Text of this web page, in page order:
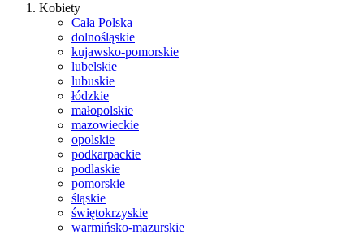
Kobiety
Cała Polska
dolnośląskie
kujawsko-pomorskie
lubelskie
lubuskie
łódzkie
małopolskie
mazowieckie
opolskie
podkarpackie
podlaskie
pomorskie
śląskie
świętokrzyskie
warmińsko-mazurskie